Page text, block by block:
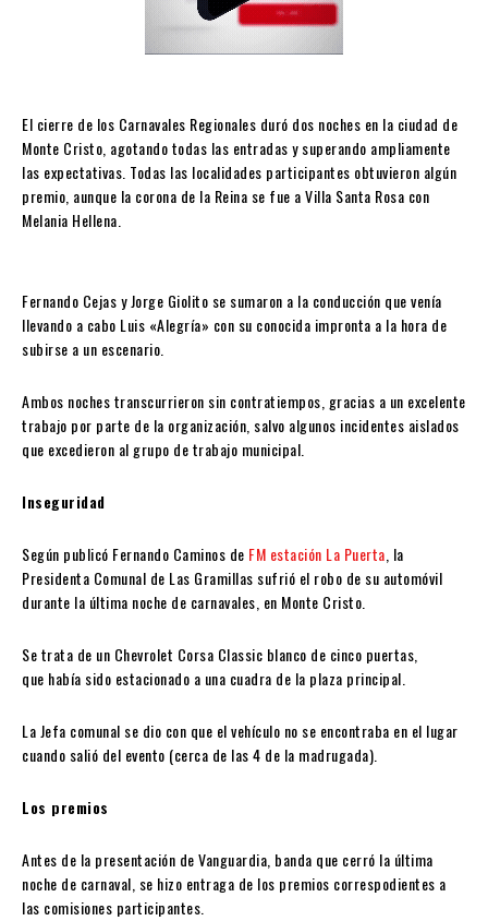
El cierre de los Carnavales Regionales duró dos noches en la ciudad de
Monte Cristo, agotando todas las entradas y superando ampliamente
las expectativas. Todas las localidades participantes obtuvieron algún
premio, aunque la corona de la Reina se fue a Villa Santa Rosa con
Melania Hellena.
Fernando Cejas y Jorge Giolito se sumaron a la conducción que venía
llevando a cabo Luis «Alegría» con su conocida impronta a la hora de
subirse a un escenario.
Ambos noches transcurrieron sin contratiempos, gracias a un excelente
trabajo por parte de la organización, salvo algunos incidentes aislados
que excedieron al grupo de trabajo municipal.
Inseguridad
Según publicó Fernando Caminos de FM estación La Puerta, la
Presidenta Comunal de Las Gramillas sufrió el robo de su automóvil
durante la última noche de carnavales, en Monte Cristo.
Se trata de un Chevrolet Corsa Classic blanco de cinco puertas,
que había sido estacionado a una cuadra de la plaza principal.
La Jefa comunal se dio con que el vehículo no se encontraba en el lugar
cuando salió del evento (cerca de las 4 de la madrugada).
Los premios
Antes de la presentación de Vanguardia, banda que cerró la última
noche de carnaval, se hizo entraga de los premios correspodientes a
las comisiones participantes.